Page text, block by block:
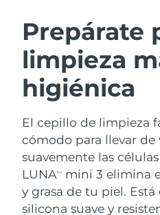
Prepárate
limpieza
higiénica
El cepillo de limpieza
cómodo para llevar de
suavemente las
LUNATM
mini 3 elimina
y grasa de tu piel.
silicona suave y
Limpieza facial
Anti-aging
LUNA™ 4
Massage, LED
Microcurrent
BEAR™ 2
Microcurrent
Hidratación
UFO™ 3
Deep facial
issa™ 4
Hybrid
TRATAMIENTO
Austria
Baréin
Bélgica
Bermudas
Bosnia y Herzegovina